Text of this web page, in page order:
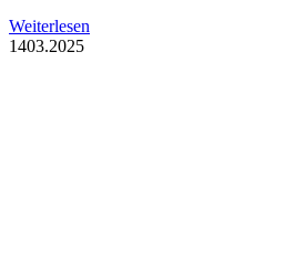
Weiterlesen
1403.2025